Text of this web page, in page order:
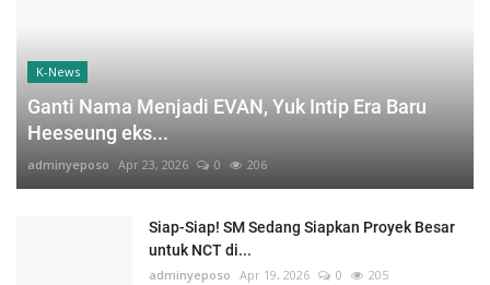
K-News
Ganti Nama Menjadi EVAN, Yuk Intip Era Baru
Heeseung eks...
adminyeposo Apr 23, 2026 0 206
Siap-Siap! SM Sedang Siapkan Proyek Besar
untuk NCT di...
adminyeposo Apr 19, 2026 0 205